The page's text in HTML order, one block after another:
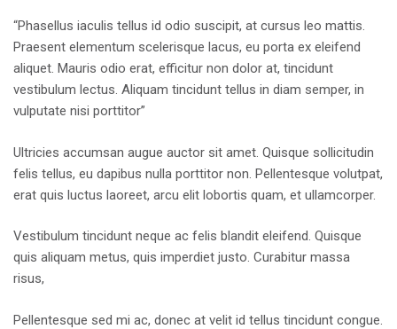
“Phasellus iaculis tellus id odio suscipit, at cursus leo mattis.
Praesent elementum scelerisque lacus, eu porta ex eleifend
aliquet. Mauris odio erat, efficitur non dolor at, tincidunt
vestibulum lectus. Aliquam tincidunt tellus in diam semper, in
vulputate nisi porttitor”
Ultricies accumsan augue auctor sit amet. Quisque sollicitudin
felis tellus, eu dapibus nulla porttitor non. Pellentesque volutpat,
erat quis luctus laoreet, arcu elit lobortis quam, et ullamcorper.
Vestibulum tincidunt neque ac felis blandit eleifend. Quisque
quis aliquam metus, quis imperdiet justo. Curabitur massa
risus,
Pellentesque sed mi ac, donec at velit id tellus tincidunt congue.